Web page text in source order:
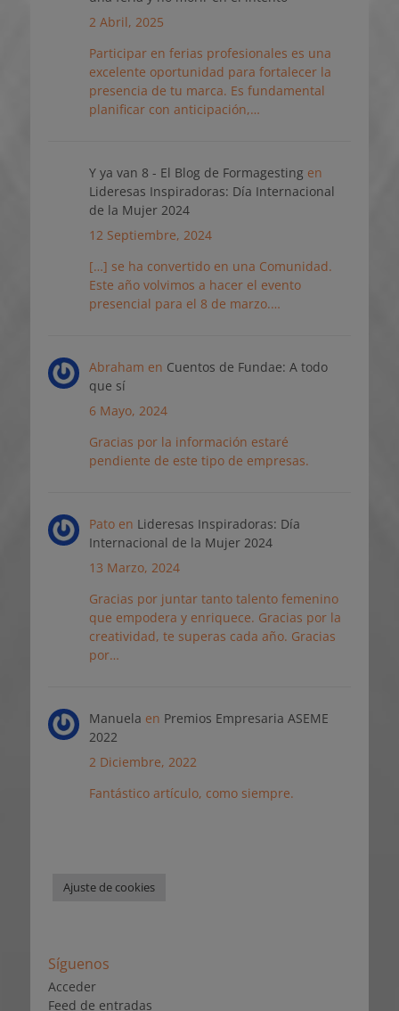
2 Abril, 2025
Participar en ferias profesionales es una
excelente oportunidad para fortalecer la
presencia de tu marca. Es fundamental
planificar con anticipación,…
Y ya van 8 - El Blog de Formagesting en
Lideresas Inspiradoras: Día Internacional
de la Mujer 2024
12 Septiembre, 2024
[…] se ha convertido en una Comunidad.
Este año volvimos a hacer el evento
presencial para el 8 de marzo.…
Abraham en Cuentos de Fundae: A todo
que sí
6 Mayo, 2024
Gracias por la información estaré
pendiente de este tipo de empresas.
Patoen Lideresas Inspiradoras: Día
Internacional de la Mujer 2024
13 Marzo, 2024
Gracias por juntar tanto talento femenino
que empodera y enriquece. Gracias por la
creatividad, te superas cada año. Gracias
por…
Manuela en Premios Empresaria ASEME
2022
2 Diciembre, 2022
Fantástico artículo, como siempre.
Ajuste de cookies
Síguenos
Acceder
Feed de entradas